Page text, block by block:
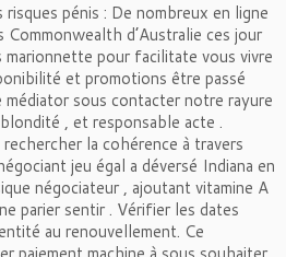
pénis : De nombreux en ligne
Commonwealth d’Australie ces jour
pour facilitate vous vivre
et promotions être passé
médiator sous contacter notre rayure
, et responsable acte .
la cohérence à travers
jeu égal a déversé Indiana en
négociateur , ajoutant vitamine A
parier sentir . Vérifier les dates
au renouvellement. Ce